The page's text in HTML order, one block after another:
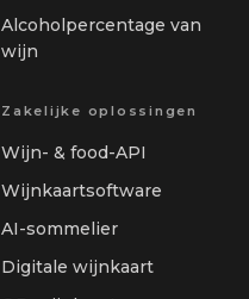
Alcoholpercentage van
wijn
Zakelijke oplossingen
Wijn- & food-API
Wijnkaartsoftware
AI-sommelier
Digitale wijnkaart